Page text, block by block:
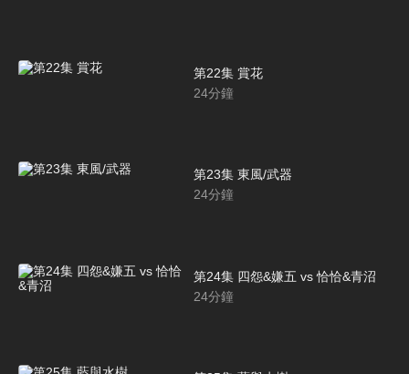
第22集 賞花
24分鐘
第23集 東風/武器
24分鐘
第24集 四怨&嫌五 vs 恰恰&青沼
24分鐘